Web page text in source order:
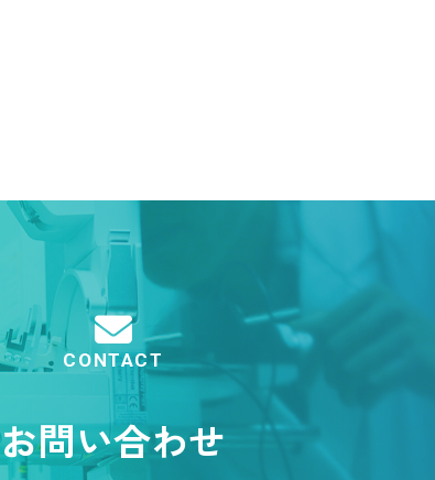
CONTACT
お問い合わせ